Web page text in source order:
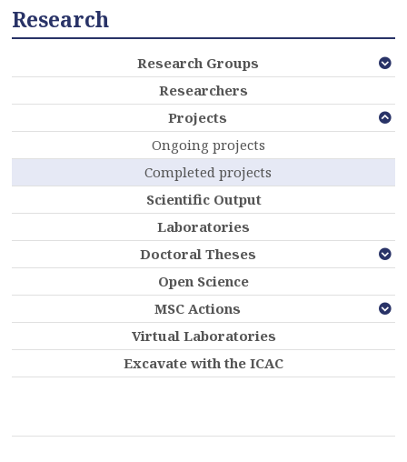
Research
Research Groups
Researchers
Projects
Ongoing projects
Completed projects
Scientific Output
Laboratories
Doctoral Theses
Open Science
MSC Actions
Virtual Laboratories
Excavate with the ICAC